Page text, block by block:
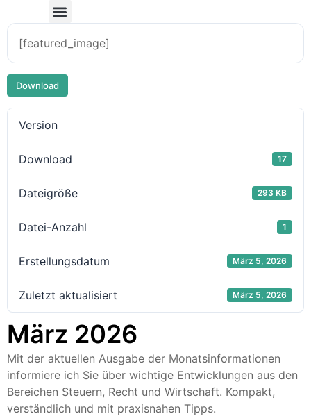
[featured_image]
Download
Version
Download 17
Dateigröße 293 KB
Datei-Anzahl 1
Erstellungsdatum März 5, 2026
Zuletzt aktualisiert März 5, 2026
März 2026
Mit der aktuellen Ausgabe der Monatsinformationen
informiere ich Sie über wichtige Entwicklungen aus den
Bereichen Steuern, Recht und Wirtschaft. Kompakt,
verständlich und mit praxisnahen Tipps.